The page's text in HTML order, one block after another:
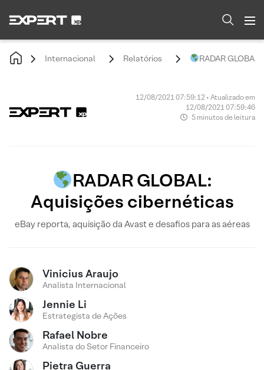
Internacional Relatórios RADAR
12/08/2021 07:59:12 • Atualizado em
12/08/2021 07:59:46
5 minutos de leitura
RADAR GLOBAL:
Aquisições cibernéticas
eBay reporta, aquisição da Avast e desafios para as aéreas
Vinicius Araujo
Analista Internacional
Jennie Li
Estrategista de Ações
Rafael Nobre
Analista do Setor Financeiro
Pietra Guerra